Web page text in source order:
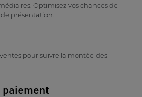
Optimisez vos chances de
présentation.
pour suivre la montée des
paiement